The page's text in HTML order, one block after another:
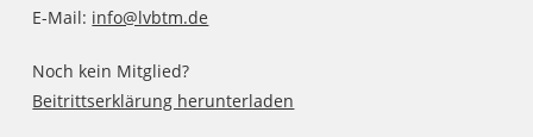
E-Mail: info@lvbtm.de
Noch kein Mitglied?
Beitrittserklärung herunterladen